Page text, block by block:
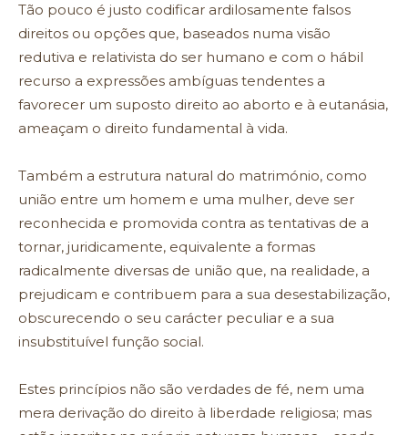
Tão pouco é justo codificar ardilosamente falsos
direitos ou opções que, baseados numa visão
redutiva e relativista do ser humano e com o hábil
recurso a expressões ambíguas tendentes a
favorecer um suposto direito ao aborto e à eutanásia,
ameaçam o direito fundamental à vida.
Também a estrutura natural do matrimónio, como
união entre um homem e uma mulher, deve ser
reconhecida e promovida contra as tentativas de a
tornar, juridicamente, equivalente a formas
radicalmente diversas de união que, na realidade, a
prejudicam e contribuem para a sua desestabilização,
obscurecendo o seu carácter peculiar e a sua
insubstituível função social.
Estes princípios não são verdades de fé, nem uma
mera derivação do direito à liberdade religiosa; mas